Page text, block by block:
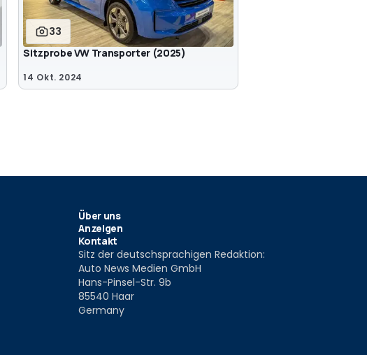
33
Sitzprobe VW Transporter (2025)
14 Okt. 2024
Über uns
Anzeigen
Kontakt
Sitz der deutschsprachigen Redaktion:
Auto News Medien GmbH
Hans-Pinsel-Str. 9b
85540 Haar
Germany